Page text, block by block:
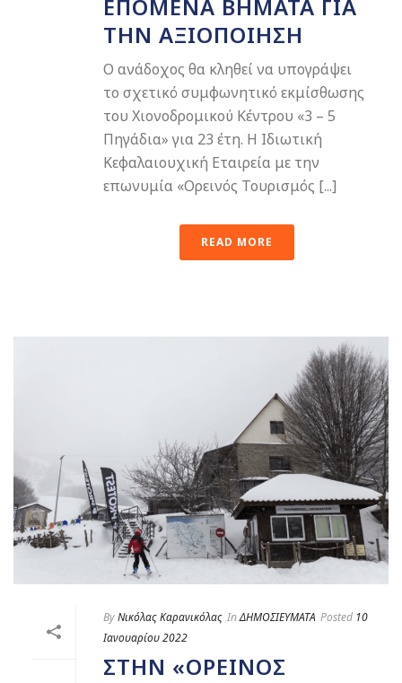
ΕΠΟΜΕΝΑ ΒΗΜΑΤΑ ΓΙΑ
ΤΗΝ ΑΞΙΟΠΟΙΗΣΗ
Ο ανάδοχος θα κληθεί να υπογράψει
το σχετικό συμφωνητικό εκμίσθωσης
του Χιονοδρομικού Κέντρου «3 – 5
Πηγάδια» για 23 έτη. Η Ιδιωτική
Κεφαλαιουχική Εταιρεία με την
επωνυμία «Ορεινός Τουρισμός [...]
READ MORE
ByΝικόλας Καρανικόλας InΔΗΜΟΣΙΕΥΜΑΤΑ Posted 10
Ιανουαρίου 2022
ΣΤΗΝ «ΟΡΕΙΝΌΣ